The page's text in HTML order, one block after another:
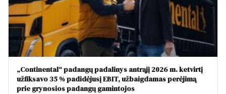
„Continental“ padangų padalinys antrąjį 2026 m. ketvirtį
užfiksavo 35 % padidėjusį EBIT, užbaigdamas perėjimą
prie grynosios padangų gamintojos